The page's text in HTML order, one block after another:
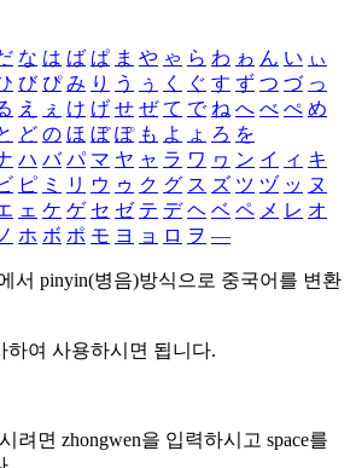
な は ば ぱ ま や ゃ ら わ ゎ ん い ぃ
び ぴ み り う ぅ く ぐ す ず つ づ っ
え ぇ け げ せ ぜ て で ね へ べ ぺ め
ど の ほ ぼ ぽ も よ ょ ろ を
ハ バ パ マ ヤ ャ ラ ワ ヮ ン イ ィ キ
ピ ミ リ ウ ゥ ク グ ス ズ ツ ヅ ッ ヌ
ェ ケ ゲ セ ゼ テ デ ヘ ベ ペ メ レ オ
ホ ボ ポ モ ヨ ョ ロ ヲ ―
서 pinyin(병음)방식으로 중국어를 변환
하여 사용하시면 됩니다.
려면 zhongwen을 입력하시고 space를